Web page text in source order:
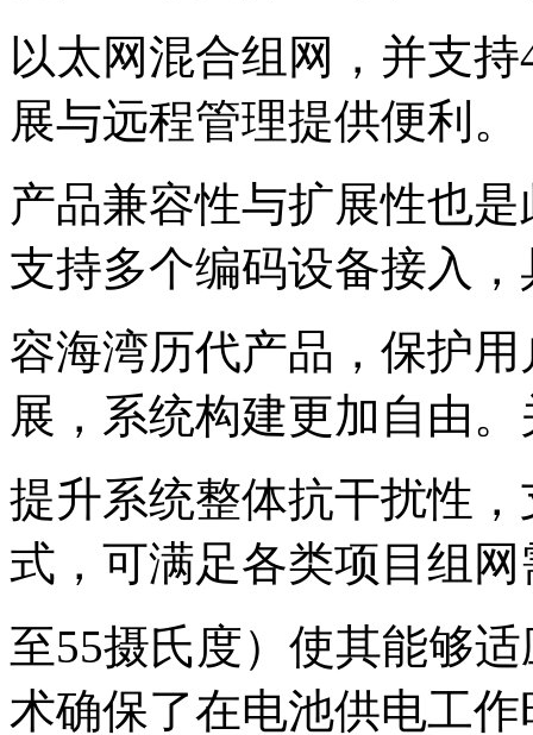
以太网混合组网，并支
展与远程管理提供便利。
产品兼容性与扩展性也
支持多个编码设备接入
容海湾历代产品，保护
展，系统构建更加自由
提升系统整体抗干扰性
式，可满足各类项目组
至55摄氏度）使其能够
术确保了在电池供电工